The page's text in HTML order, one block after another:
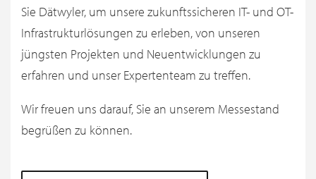
Sie Dätwyler, um unsere zukunftssicheren IT- und OT-
Infrastrukturlösungen zu erleben, von unseren
jüngsten Projekten und Neuentwicklungen zu
erfahren und unser Expertenteam zu treffen.
Wir freuen uns darauf, Sie an unserem Messestand
begrüßen zu können.